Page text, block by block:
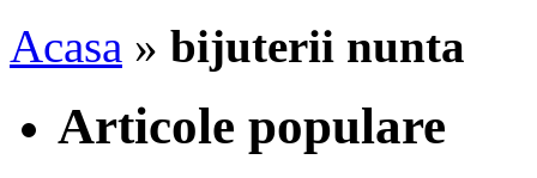
Acasa » bijuterii nunta
Articole populare